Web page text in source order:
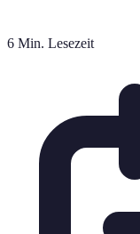
6 Min. Lesezeit